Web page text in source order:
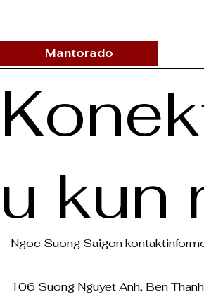
Mantorado
u kun
Ngoc Suong Saigon
106 Suong Nguyet Anh, Ben